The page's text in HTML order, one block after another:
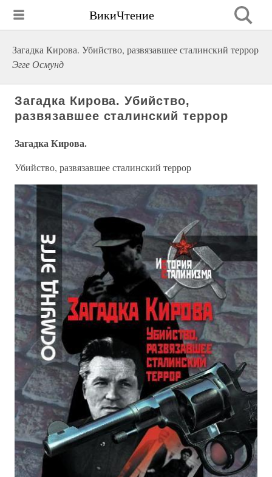
ВикиЧтение
Загадка Кирова. Убийство, развязавшее сталинский террор
Эгге Осмунд
Загадка Кирова. Убийство,
развязавшее сталинский террор
Загадка Кирова.
Убийство, развязавшее сталинский террор